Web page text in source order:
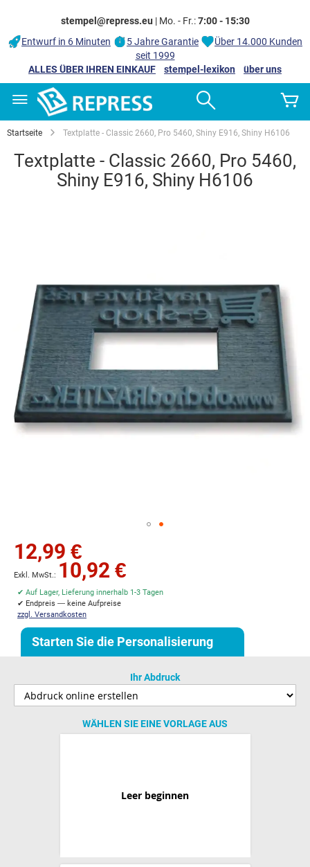
stempel@repress.eu | Mo. - Fr.:7:00 - 15:30
Entwurf in 6 Minuten
5 Jahre Garantie
Über 14.000 Kunden
seit 1999
ALLES ÜBER IHREN EINKAUF
stempel-lexikon
über uns
Startseite Textplatte - Classic 2660, Pro 5460, Shiny E916, Shiny H6106
Textplatte - Classic 2660, Pro 5460,
Shiny E916, Shiny H6106
Anfang
springen
12,99 €
10,92 €
✔ Auf Lager, Lieferung innerhalb 1-3 Tagen
✔ Endpreis — keine Aufpreise
zzgl. Versandkosten
Starten Sie die Personalisierung
Ihr Abdruck
WÄHLEN SIE EINE VORLAGE AUS
Leer beginnen